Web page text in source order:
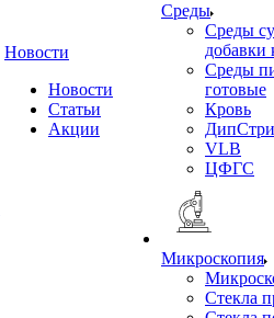
Новости
Новости
Статьи
Акции
Среды
Среды
добавки
Среды
готовые
Кровь
VLB
ЦФГС
Микроскопия
Стекла